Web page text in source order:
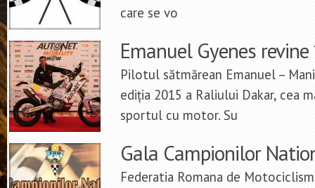
care se vo
Emanuel Gyenes
Pilotul sătmărean Emanuel –
ediția 2015 a Raliului Dakar, cea
sportul cu motor. Su
Gala Campionilor
Federatia Romana de